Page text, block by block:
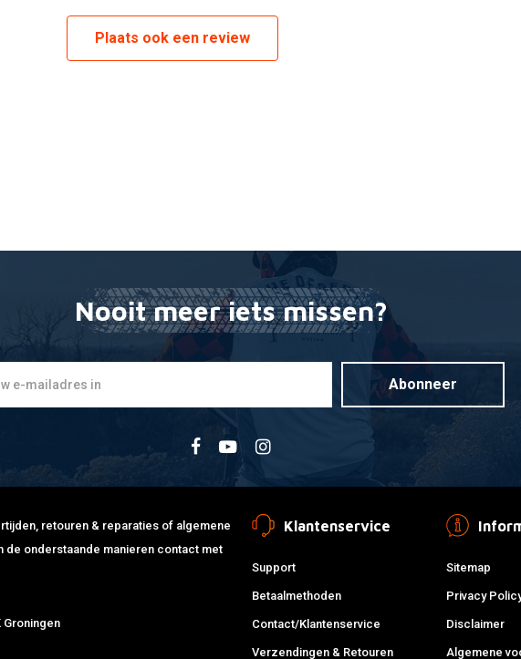
Plaats ook een review
Nooit meer iets missen?
Abonneer
retouren & reparaties of algemene
de onderstaande manieren contact met
Groningen
Klantenservice
Support
Betaalmethoden
Contact/Klantenservice
Verzendingen & Retouren
Sitemap
Privacy
Disclaimer
Algemene